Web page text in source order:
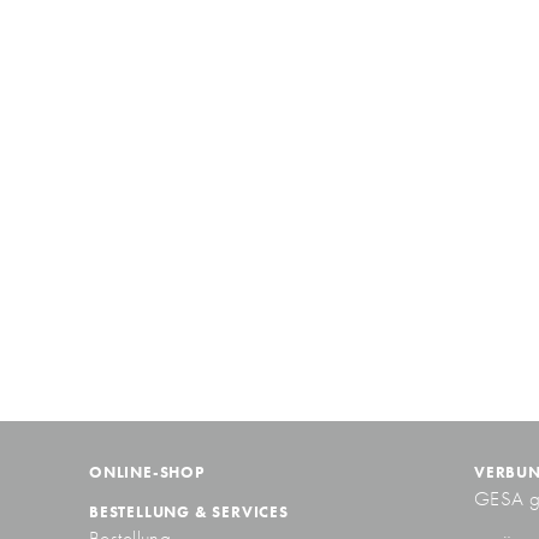
ONLINE-SHOP
BESTELLUNG & SERVICES
GESA